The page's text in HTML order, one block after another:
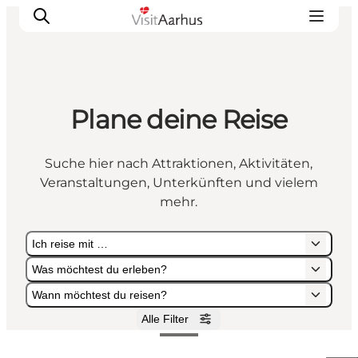
Sehen und erleben
Veranstaltungen
Städte und Regionen
Plane deine Reise
Suche hier nach Attraktionen, Aktivitäten,
Veranstaltungen, Unterkünften und vielem
mehr.
Ich reise mit …
Was möchtest du erleben?
Wann möchtest du reisen?
Alle Filter